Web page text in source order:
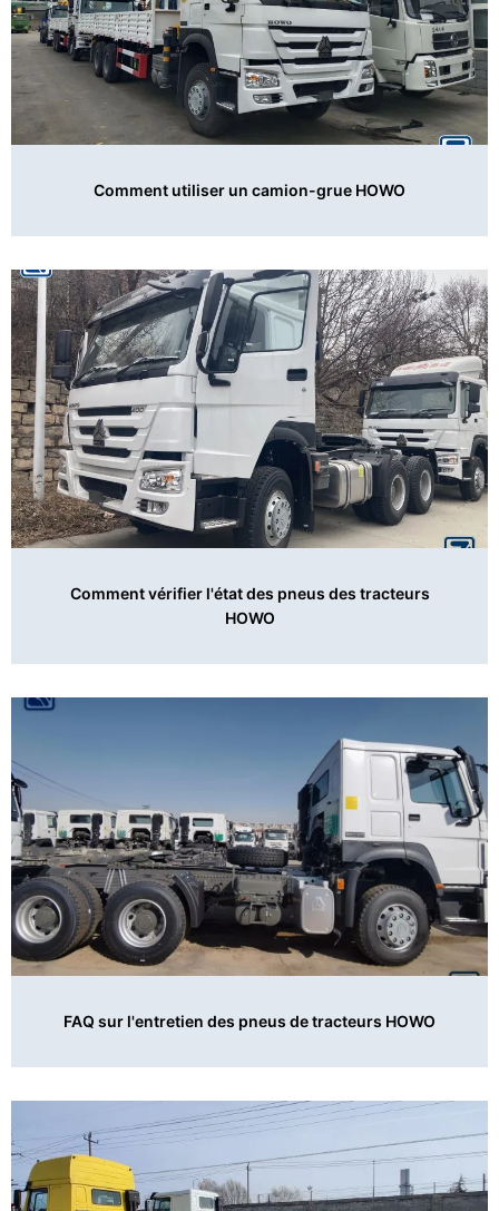
Comment utiliser un camion-grue HOWO
Comment vérifier l'état des pneus des tracteurs
HOWO
FAQ sur l'entretien des pneus de tracteurs HOWO